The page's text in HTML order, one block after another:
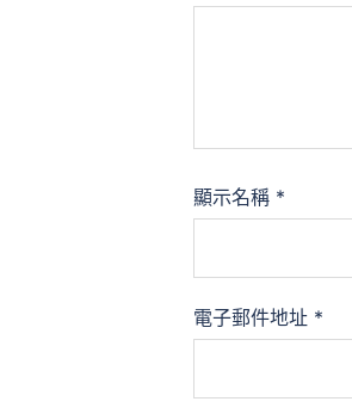
顯示名稱 *
電子郵件地址 *